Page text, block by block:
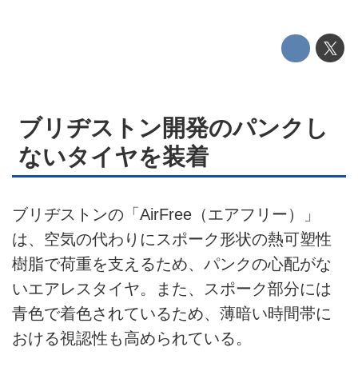
広告掲載について
ブリヂストン開発のパンクし
ないタイヤを装着
ブリヂストンの「AirFree（エアフリー）」
は、空気の代わりにスポーク形状の熱可塑性
樹脂で荷重を支えるため、パンクの心配がな
いエアレスタイヤ。また、スポーク部分には
青色で着色されているため、薄暗い時間帯に
おける視認性も高められている。